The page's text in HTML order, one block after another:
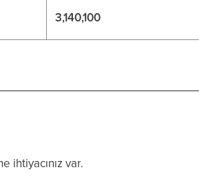
3,140,100
var.